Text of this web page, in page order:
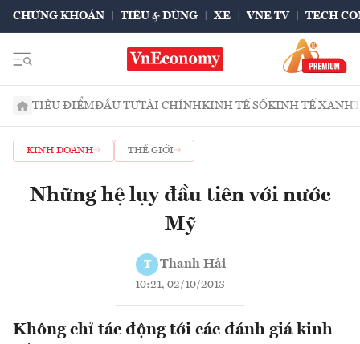
CHỨNG KHOÁN TIÊU & DÙNG XE VNE TV TECH
TIÊU ĐIỂMĐẦU TƯTÀI CHÍNHKINH TẾ SỐKINH TẾ XANH
KINH DOANH THẾ GIỚI
Những hệ lụy đầu tiên với nước
Mỹ
T Thanh Hải
10:21, 02/10/2013
Không chỉ tác động tới các đánh giá kinh